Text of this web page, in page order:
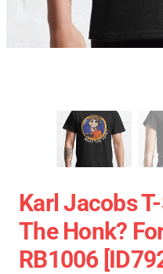
Karl Jacobs
The Honk?
RB1006